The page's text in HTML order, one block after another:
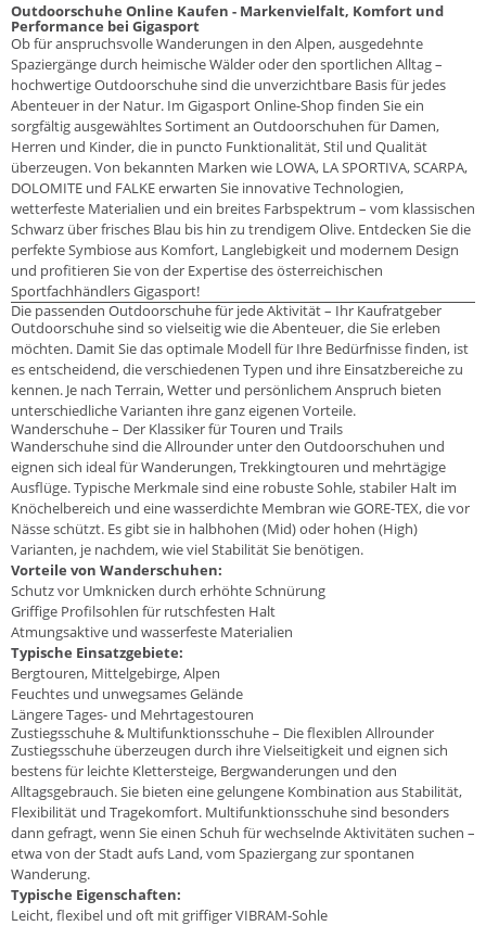
Outdoorschuhe Online Kaufen - Markenvielfalt, Komfort und
Performance bei Gigasport
Ob für anspruchsvolle Wanderungen in den Alpen, ausgedehnte
Spaziergänge durch heimische Wälder oder den sportlichen Alltag –
hochwertige Outdoorschuhe sind die unverzichtbare Basis für jedes
Abenteuer in der Natur. Im Gigasport Online-Shop finden Sie ein
sorgfältig ausgewähltes Sortiment an Outdoorschuhen für Damen,
Herren und Kinder, die in puncto Funktionalität, Stil und Qualität
überzeugen. Von bekannten Marken wie LOWA, LA SPORTIVA, SCARPA,
DOLOMITE und FALKE erwarten Sie innovative Technologien,
wetterfeste Materialien und ein breites Farbspektrum – vom klassischen
Schwarz über frisches Blau bis hin zu trendigem Olive. Entdecken Sie die
perfekte Symbiose aus Komfort, Langlebigkeit und modernem Design
und profitieren Sie von der Expertise des österreichischen
Sportfachhändlers Gigasport!
Die passenden Outdoorschuhe für jede Aktivität – Ihr Kaufratgeber
Outdoorschuhe sind so vielseitig wie die Abenteuer, die Sie erleben
möchten. Damit Sie das optimale Modell für Ihre Bedürfnisse finden, ist
es entscheidend, die verschiedenen Typen und ihre Einsatzbereiche zu
kennen. Je nach Terrain, Wetter und persönlichem Anspruch bieten
unterschiedliche Varianten ihre ganz eigenen Vorteile.
Wanderschuhe – Der Klassiker für Touren und Trails
Wanderschuhe sind die Allrounder unter den Outdoorschuhen und
eignen sich ideal für Wanderungen, Trekkingtouren und mehrtägige
Ausflüge. Typische Merkmale sind eine robuste Sohle, stabiler Halt im
Knöchelbereich und eine wasserdichte Membran wie GORE-TEX, die vor
Nässe schützt. Es gibt sie in halbhohen (Mid) oder hohen (High)
Varianten, je nachdem, wie viel Stabilität Sie benötigen.
Vorteile von Wanderschuhen:
Schutz vor Umknicken durch erhöhte Schnürung
Griffige Profilsohlen für rutschfesten Halt
Atmungsaktive und wasserfeste Materialien
Typische Einsatzgebiete:
Bergtouren, Mittelgebirge, Alpen
Feuchtes und unwegsames Gelände
Längere Tages- und Mehrtagestouren
Zustiegsschuhe & Multifunktionsschuhe – Die flexiblen Allrounder
Zustiegsschuhe überzeugen durch ihre Vielseitigkeit und eignen sich
bestens für leichte Klettersteige, Bergwanderungen und den
Alltagsgebrauch. Sie bieten eine gelungene Kombination aus Stabilität,
Flexibilität und Tragekomfort. Multifunktionsschuhe sind besonders
dann gefragt, wenn Sie einen Schuh für wechselnde Aktivitäten suchen –
etwa von der Stadt aufs Land, vom Spaziergang zur spontanen
Wanderung.
Typische Eigenschaften:
Leicht, flexibel und oft mit griffiger VIBRAM-Sohle